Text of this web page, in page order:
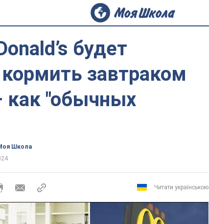
будет
завтраком
как "обычных
Школа
Читати українською